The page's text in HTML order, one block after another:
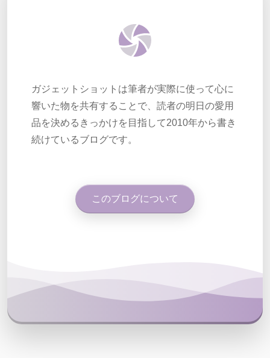
ガジェットショットは筆者が実際に使って心に
響いた物を共有することで、読者の明日の愛用
品を決めるきっかけを目指して2010年から書き
続けているブログです。
このブログについて